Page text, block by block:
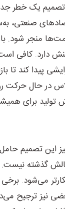
یک خطر
صنعتی،
منجر شود.
دارد. کافی
پیدا کند
در حال
تولید برای
این تصمیم
گذشته نیست.
می‌شود.
نیز ترجیح